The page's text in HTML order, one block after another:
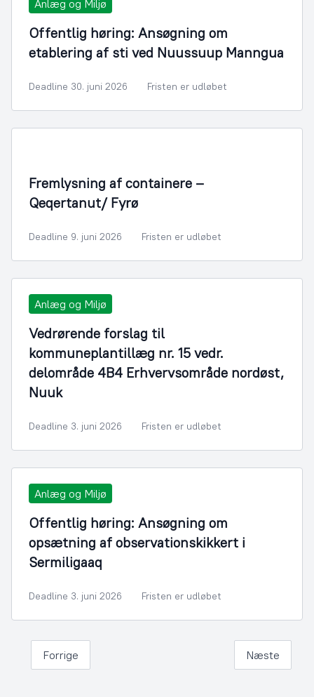
Anlæg og Miljø
Offentlig høring: Ansøgning om
etablering af sti ved Nuussuup Manngua
Deadline 30. juni 2026 Fristen er udløbet
Fremlysning af containere –
Qeqertanut/ Fyrø
Deadline 9. juni 2026 Fristen er udløbet
Anlæg og Miljø
Vedrørende forslag til
kommuneplantillæg nr. 15 vedr.
delområde 4B4 Erhvervsområde nordøst,
Nuuk
Deadline 3. juni 2026 Fristen er udløbet
Anlæg og Miljø
Offentlig høring: Ansøgning om
opsætning af observationskikkert i
Sermiligaaq
Deadline 3. juni 2026 Fristen er udløbet
Forrige Næste